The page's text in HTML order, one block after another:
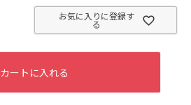
お気に入りに登録す
る
カートに入れる